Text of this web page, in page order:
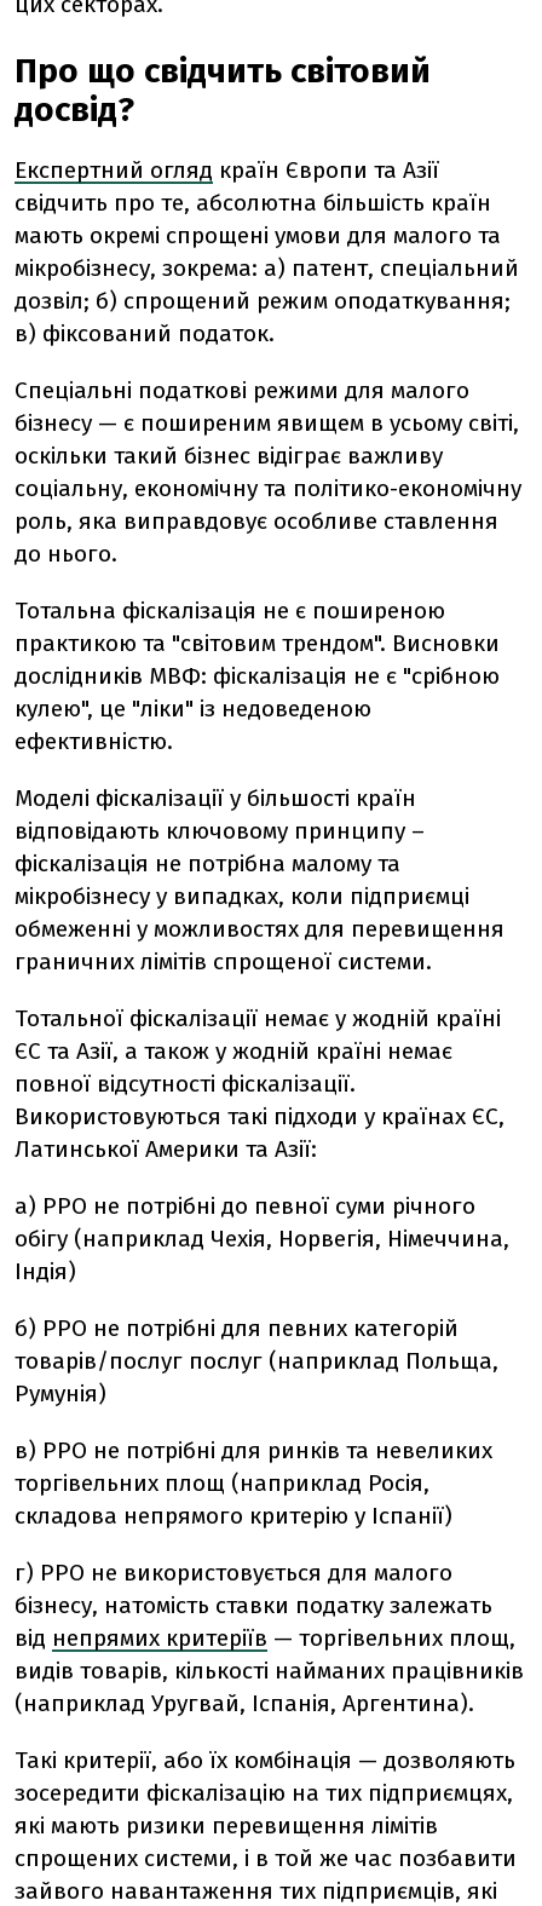
Про що свідчить світовий
досвід?
Експертний огляд країн Європи та Азії
свідчить про те, абсолютна більшість країн
мають окремі спрощені умови для малого та
мікробізнесу, зокрема: а) патент, спеціальний
дозвіл; б) спрощений режим оподаткування;
в) фіксований податок.
Спеціальні податкові режими для малого
бізнесу — є поширеним явищем в усьому світі,
оскільки такий бізнес відіграє важливу
соціальну, економічну та політико-економічну
роль, яка виправдовує особливе ставлення
до нього.
Тотальна фіскалізація не є поширеною
практикою та "світовим трендом". Висновки
дослідників МВФ: фіскалізація не є "срібною
кулею", це "ліки" із недоведеною
ефективністю.
Моделі фіскалізації у більшості країн
відповідають ключовому принципу –
фіскалізація не потрібна малому та
мікробізнесу у випадках, коли підприємці
обмеженні у можливостях для перевищення
граничних лімітів спрощеної системи.
Тотальної фіскалізації немає у жодній країні
ЄС та Азії, а також у жодній країні немає
повної відсутності фіскалізації.
Використовуються такі підходи у країнах ЄС,
Латинської Америки та Азії:
а) РРО не потрібні до певної суми річного
обігу (наприклад Чехія, Норвегія, Німеччина,
Індія)
б) РРО не потрібні для певних категорій
товарів/послуг послуг (наприклад Польща,
Румунія)
в) РРО не потрібні для ринків та невеликих
торгівельних площ (наприклад Росія,
складова непрямого критерію у Іспанії)
г) РРО не використовується для малого
бізнесу, натомість ставки податку залежать
від непрямих критеріїв — торгівельних площ,
видів товарів, кількості найманих працівників
(наприклад Уругвай, Іспанія, Аргентина).
Такі критерії, або їх комбінація — дозволяють
зосередити фіскалізацію на тих підприємцях,
які мають ризики перевищення лімітів
спрощених системи, і в той же час позбавити
зайвого навантаження тих підприємців, які